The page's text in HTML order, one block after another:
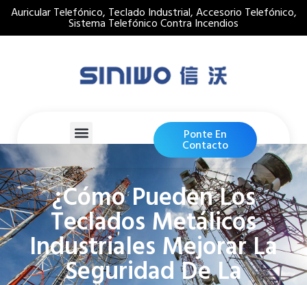
Auricular Telefónico, Teclado Industrial, Accesorio Telefónico,
Sistema Telefónico Contra Incendios
Ponte En
Contacto
¿Cómo Pueden Los
Teclados Metálicos
Industriales Mejorar La
Seguridad De La